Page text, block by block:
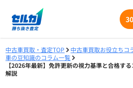
中古車買取・査定TOP
中古車買取お役立ちコ
車の豆知識のコラム一覧
【2026年最新】免許更新の視力基準と合格す
解説